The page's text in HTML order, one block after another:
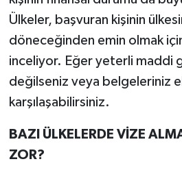
Ülkeler, başvuran kişinin
döneceğinden emin olmak
inceliyor. Eğer yeterli maddi
değilseniz veya belgeleriniz
karşılaşabilirsiniz.
BAZI ÜLKELERDE VİZE
ZOR?